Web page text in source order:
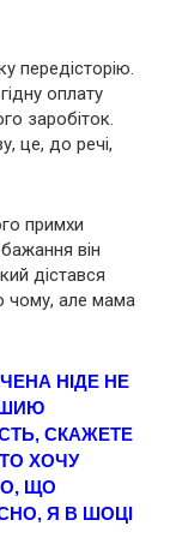
передісторію.
оплату
заробіток.
це, до речі,
примхи
він
дістався
чому, але мама
НІДЕ НЕ
ШИЮ
СКАЖЕТЕ
ХОЧУ
ЩО
Я В ШOЦІ